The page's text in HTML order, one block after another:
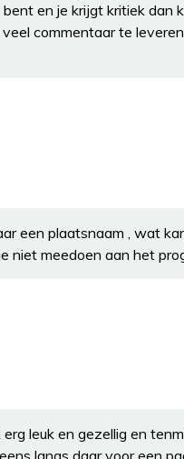
en je krijgt kritiek dan
commentaar te
een plaatsnaam , wat
niet meedoen aan het
leuk en gezellig en